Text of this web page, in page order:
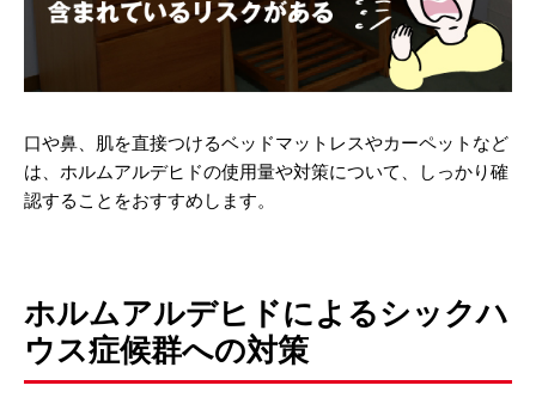
口や鼻、肌を直接つけるベッドマットレスやカーペットなど
は、ホルムアルデヒドの使用量や対策について、しっかり確
認することをおすすめします。
ホルムアルデヒドによるシックハ
ウス症候群への対策